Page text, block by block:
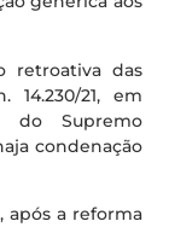
retroativa das
21, em
do Supremo
condenação
após a reforma